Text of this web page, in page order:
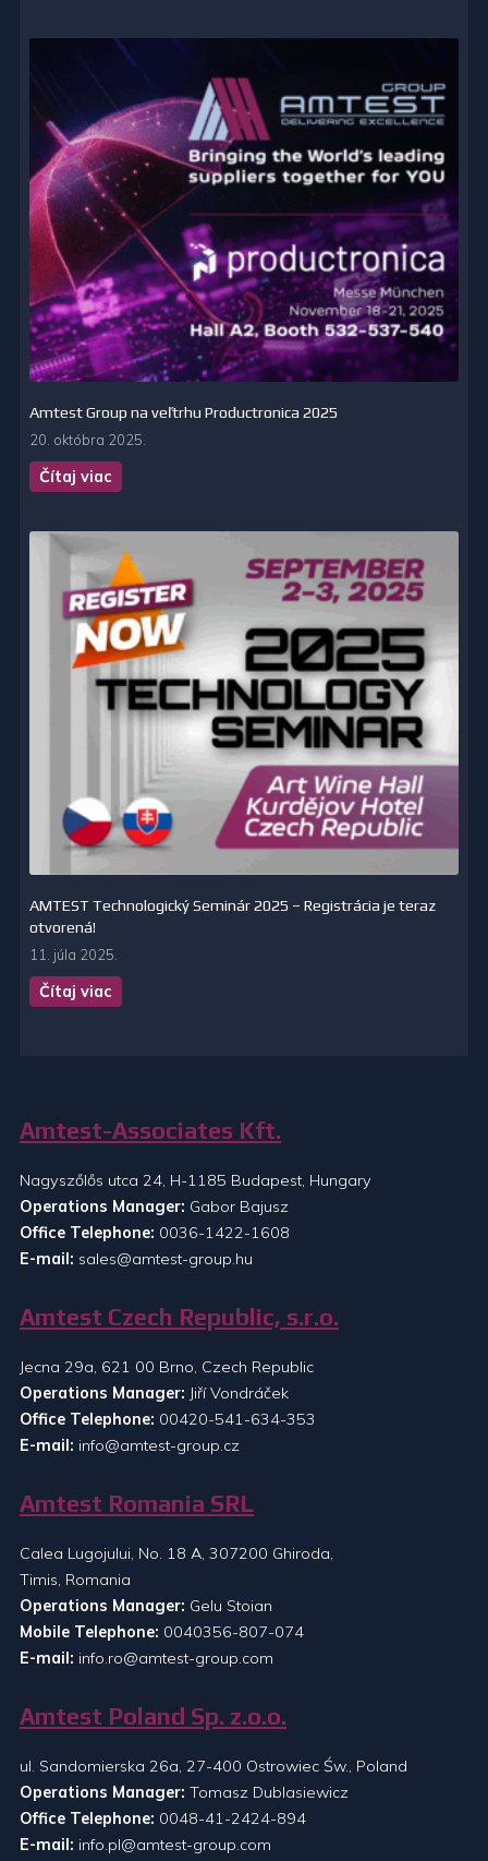
Amtest Group na veľtrhu Productronica 2025
20. októbra 2025.
Čítaj viac
AMTEST Technologický Seminár 2025 – Registrácia je teraz
otvorená!
11. júla 2025.
Čítaj viac
Amtest-Associates Kft.
Nagyszőlős utca 24, H-1185 Budapest, Hungary
Operations Manager: Gabor Bajusz
Office Telephone: 0036-1422-1608
E-mail: sales@amtest-group.hu
Amtest Czech Republic, s.r.o.
Jecna 29a, 621 00 Brno, Czech Republic
Operations Manager: Jiří Vondráček
Office Telephone: 00420-541-634-353
E-mail: info@amtest-group.cz
Amtest Romania SRL
Calea Lugojului, No. 18 A, 307200 Ghiroda,
Timis, Romania
Operations Manager: Gelu Stoian
Mobile Telephone: 0040356-807-074
E-mail: info.ro@amtest-group.com
Amtest Poland Sp. z.o.o.
ul. Sandomierska 26a, 27-400 Ostrowiec Św., Poland
Operations Manager: Tomasz Dublasiewicz
Office Telephone: 0048-41-2424-894
E-mail: info.pl@amtest-group.com